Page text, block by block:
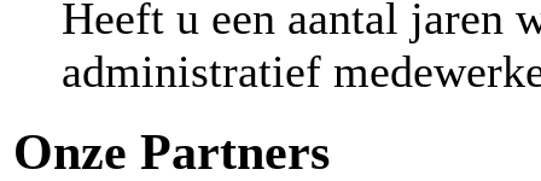
Heeft u een aantal jaren
administratief
Onze Partners